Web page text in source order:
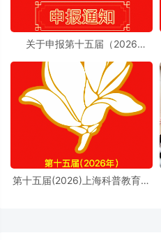
关于申报第十五届（2026
知
第十五届(2026)上海科普教育创